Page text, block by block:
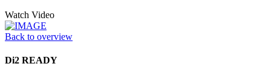
Watch Video
Back to overview
Di2 READY